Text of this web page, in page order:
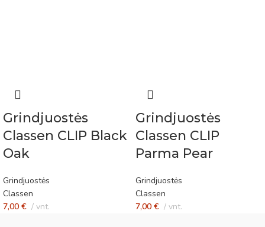
Grindjuostės
Classen CLIP Black
Oak
Grindjuostės
Classen
7,00 € vnt.
Grindjuostės
Classen CLIP
Parma Pear
Grindjuostės
Classen
7,00 € vnt.